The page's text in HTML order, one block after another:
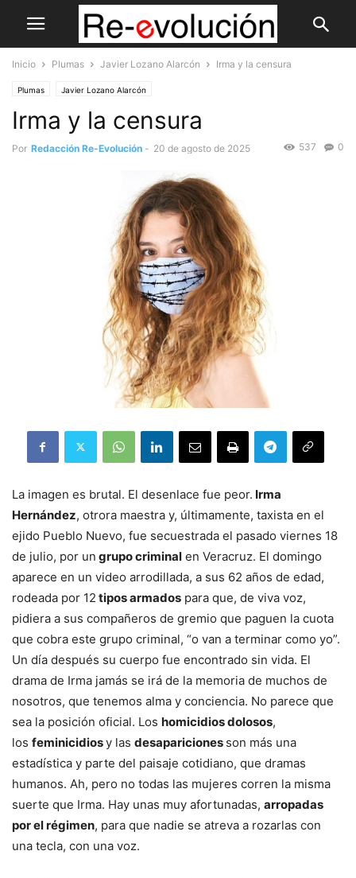
Inicio Plumas Javier Lozano Alarcón Irma y la censura
Plumas Javier Lozano Alarcón
Irma y la censura
Por Redacción Re-Evolución - 20 de agosto de 2025 0
537
La imagen es brutal. El desenlace fue peor. Irma
Hernández, otrora maestra y, últimamente, taxista en el
ejido Pueblo Nuevo, fue secuestrada el pasado viernes 18
de julio, por un grupo criminal en Veracruz. El domingo
aparece en un video arrodillada, a sus 62 años de edad,
rodeada por 12 tipos armados para que, de viva voz,
pidiera a sus compañeros de gremio que paguen la cuota
que cobra este grupo criminal, “o van a terminar como yo”.
Un día después su cuerpo fue encontrado sin vida. El
drama de Irma jamás se irá de la memoria de muchos de
nosotros, que tenemos alma y conciencia. No parece que
sea la posición oficial. Los homicidios dolosos,
los feminicidiosy las desapariciones son más una
estadística y parte del paisaje cotidiano, que dramas
humanos. Ah, pero no todas las mujeres corren la misma
suerte que Irma. Hay unas muy afortunadas, arropadas
por el régimen, para que nadie se atreva a rozarlas con
una tecla, con una voz.